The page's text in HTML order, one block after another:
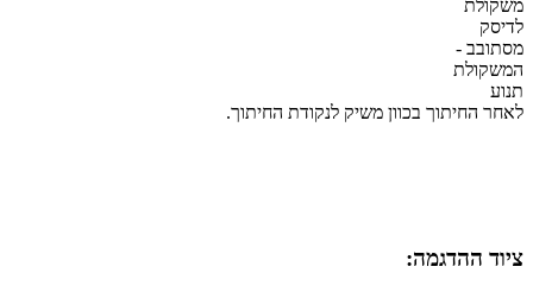
משקולת
לדיסק
מסתובב -
המשקולת
תנוע
לאחר החיתוך בכוון משיק לנקודת החיתוך.
ציוד ההדגמה: